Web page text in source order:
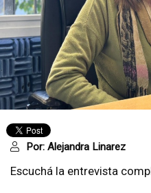
Por: Alejandra Linarez
Escuchá la entrevista